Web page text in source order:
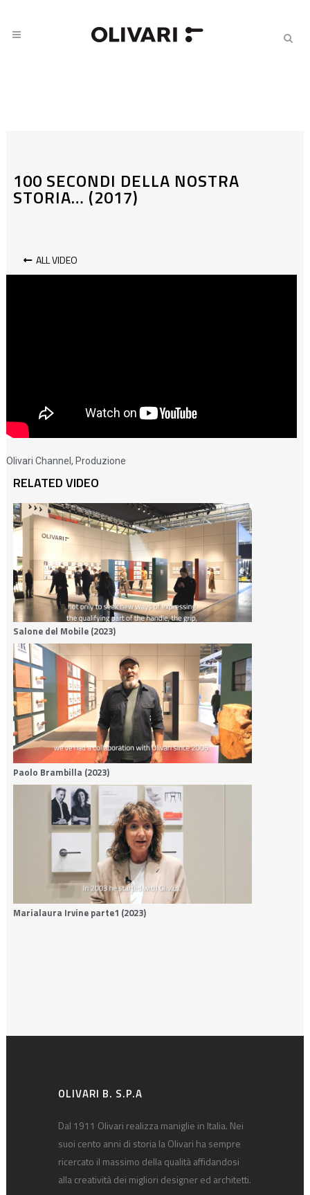
100 SECONDI DELLA NOSTRA
STORIA… (2017)
ALL VIDEO
Olivari Channel , Produzione
RELATED VIDEO
Salone del Mobile (2023)
Paolo Brambilla (2023)
Marialaura Irvine parte1 (2023)
OLIVARI B. S.P.A
Dal 1911 Olivari realizza maniglie in Italia. Nei
suoi cento anni di storia la Olivari ha sempre
ricercato il massimo della qualità affidandosi
alla creatività dei migliori designer ed architetti.